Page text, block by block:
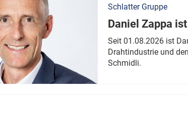
Schlatter Gruppe
Daniel Zappa
Seit 01.08.2026 ist
Drahtindustrie und
Schmidli.